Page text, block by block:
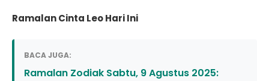
Ramalan Cinta Leo Hari Ini
BACA JUGA:
Ramalan Zodiak Sabtu, 9 Agustus 2025: